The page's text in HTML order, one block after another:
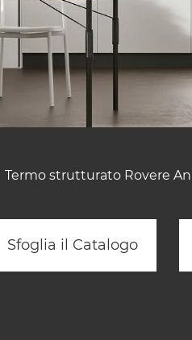
Termo strutturato Rovere
Sfoglia il Catalogo